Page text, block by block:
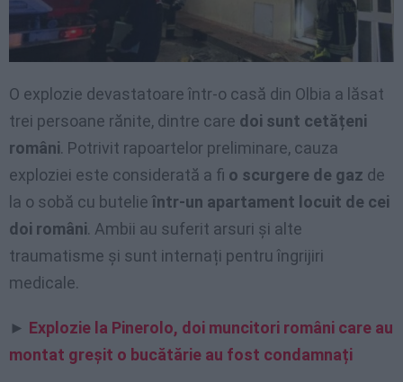
O explozie devastatoare într-o casă din Olbia a lăsat
trei persoane rănite, dintre care doi sunt cetățeni
români. Potrivit rapoartelor preliminare, cauza
exploziei este considerată a fi o scurgere de gaz de
la o sobă cu butelie într-un apartament locuit de cei
doi români. Ambii au suferit arsuri și alte
traumatisme și sunt internați pentru îngrijiri
medicale.
► Explozie la Pinerolo, doi muncitori români care au
montat greșit o bucătărie au fost condamnați